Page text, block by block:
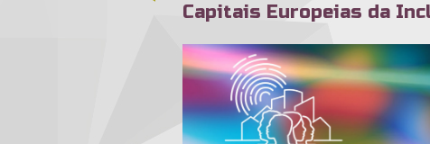
Capitais Europeias da
capitais_diversidade.jpg